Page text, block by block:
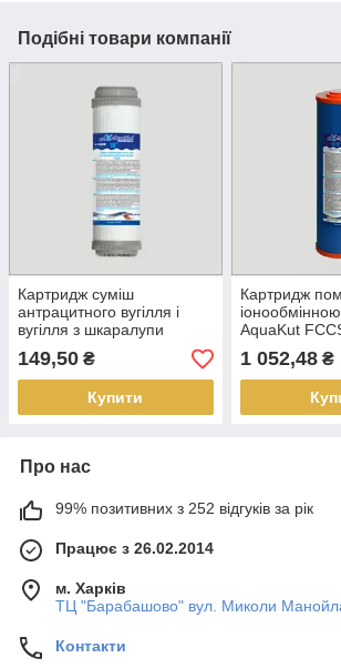
Подібні товари компанії
Картридж суміш
антрацитного вугілля і
вугілля з шкаралупи
кокосових горіхів AquaKut
FCCB 10" 2 1/2"
149,50 ₴
Купити
Картридж
AquaKut
1/2"
1 052,48₴
Про нас
99% позитивних з 252 відгуків за рік
Працює з 26.02.2014
м. Харків
ТЦ "Барабашово" вул. Миколи
Контакти